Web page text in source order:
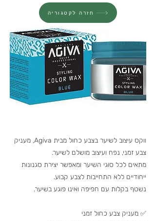
חזרה לקטגוריה
ווקס עיצוב לשיער בצבע כחול מבית Agiva, מעניק
צבע זמני, נפח ועיצוב מושלם לשיער.
מתאים לכל סוגי השיער ומאפשר יצירת סגנונות
ייחודיים ללא התחייבות לצבע קבוע.
נשטף בקלות עם חפיפה ואינו פוגע בשיער.
✅ מעניק צבע כחול זמני